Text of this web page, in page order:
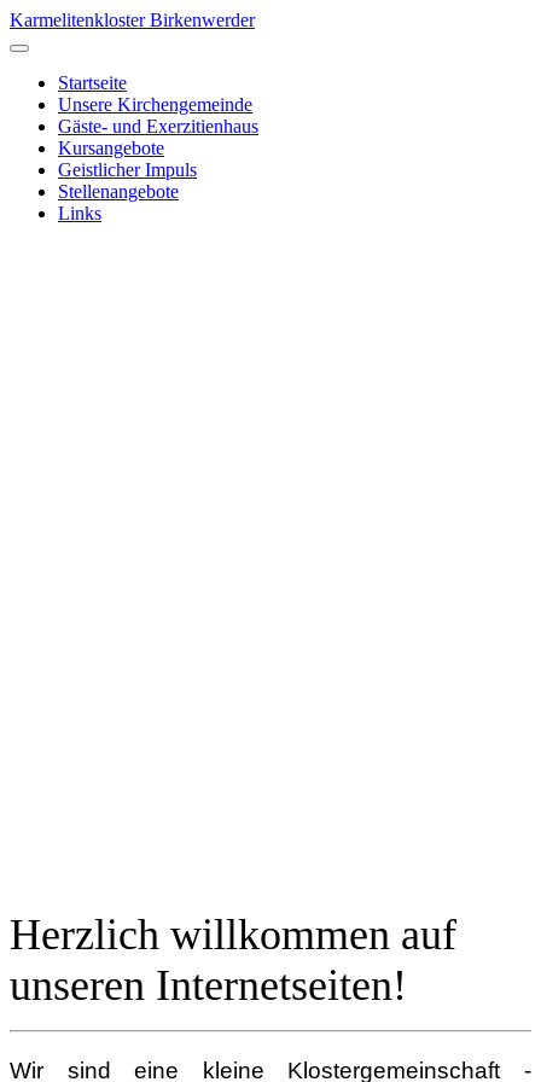
Karmelitenkloster Birkenwerder
Startseite
Unsere Kirchengemeinde
Gäste- und Exerzitienhaus
Kursangebote
Geistlicher Impuls
Stellenangebote
Links
Herzlich willkommen auf
unseren Internetseiten!
Wir sind eine kleine Klostergemeinschaft -